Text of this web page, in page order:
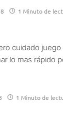
1 Minuto de
cuidado
lo mas rápido
1 Minuto de